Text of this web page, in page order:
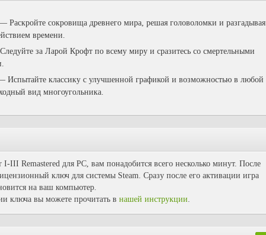
Раскройте сокровища древнего мира, решая головоломки и разгадывая
времени.
Следуйте за Ларой Крофт по всему миру и сразитесь со смертельными
Испытайте классику с улучшенной графикой и возможностью в любой
вид многоугольника.
III Remastered для PC, вам понадобится всего несколько минут. После
ключ для системы Steam. Сразу после его активации игра
на ваш компьютер.
ключа вы можете прочитать в нашей инструкции.